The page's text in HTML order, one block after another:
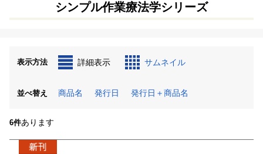
シンプル作業療法学シリーズ
表示方法 詳細表示 サムネイル
並べ替え 商品名 発行日 発行日＋商品名
6件あります